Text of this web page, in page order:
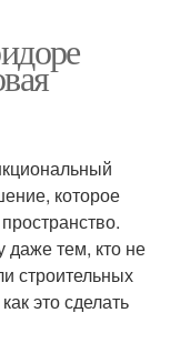
которое
даже тем, кто не
строительных
это сделать